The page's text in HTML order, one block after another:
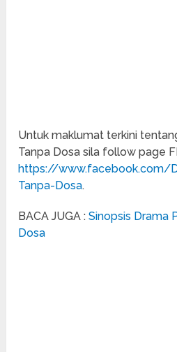
Untuk maklumat terkini
Tanpa Dosa sila follow page
https://www.facebook.com/
Tanpa-Dosa.
BACA JUGA :Sinopsis Drama
Dosa